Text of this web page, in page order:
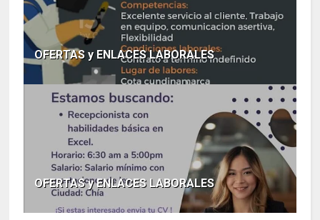
OFERTAS y ENLACES LABORALES
OFERTAS y ENLACES LABORALES